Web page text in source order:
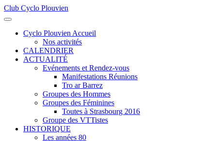
Club Cyclo Plouvien
Cyclo Plouvien Accueil
Nos activités
CALENDRIER
ACTUALITÉ
Evénements et Rendez-vous
Manifestations Réunions
Tro ar Barrez
Groupes des Hommes
Groupes des Féminines
Toutes à Strasbourg 2016
Groupe des VTTistes
HISTORIQUE
Les années 80
précédente
précédent
suivante
suivant